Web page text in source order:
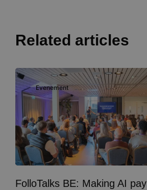
Related articles
Evenement
Image
FolloTalks BE: Making AI